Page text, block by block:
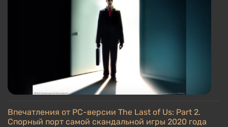
Впечатления от PC-версии The Last of Us: Part 2.
Спорный порт самой скандальной игры 2020 года